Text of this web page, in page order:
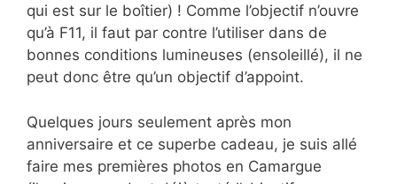
qui est sur le boîtier) ! Comme l’objectif n’ouvre
qu’à F11, il faut par contre l’utiliser dans de
bonnes conditions lumineuses (ensoleillé), il ne
peut donc être qu’un objectif d’appoint.
Quelques jours seulement après mon
anniversaire et ce superbe cadeau, je suis allé
faire mes premières photos en Camargue